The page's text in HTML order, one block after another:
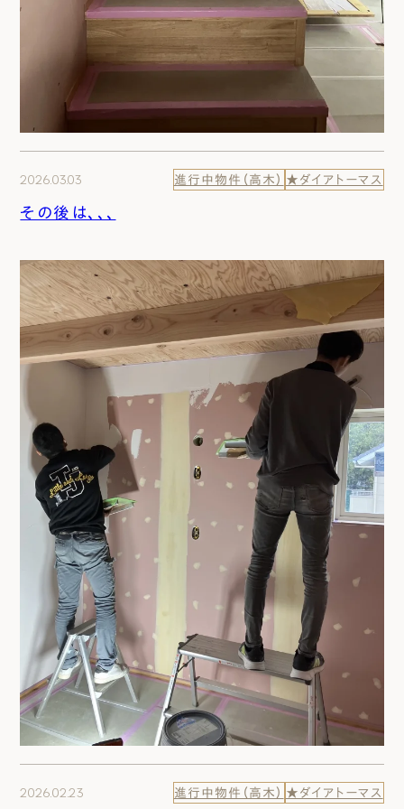
2026.03.03 進行中物件（高木） ★ダイアトーマス
その後は、、、
2026.02.23 進行中物件（高木） ★ダイアトーマス